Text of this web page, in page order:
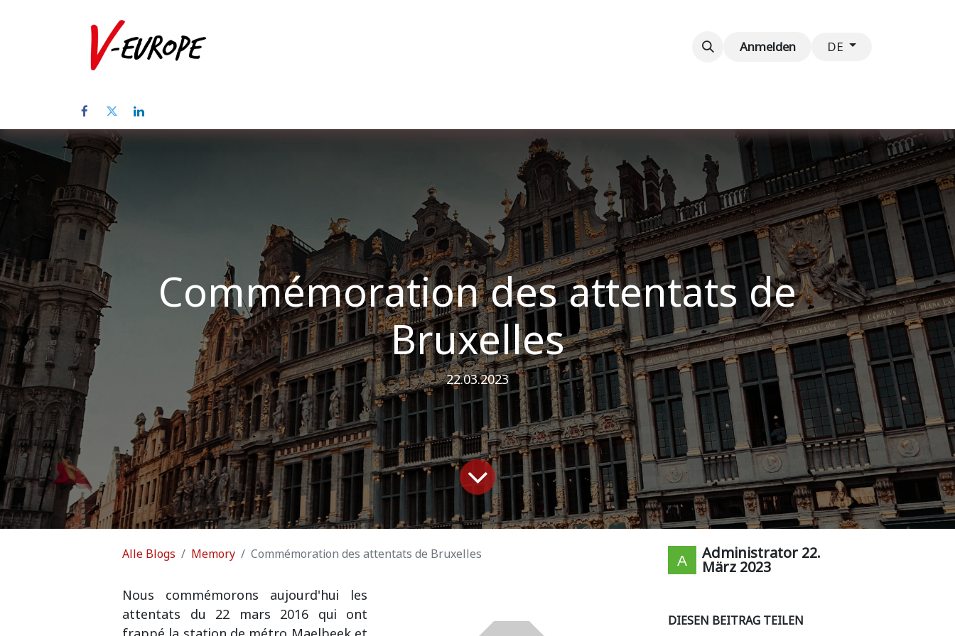
Kontaktieren Sie uns
Anmelden DE
Commémoration des attentats de
Bruxelles
22.03.2023
Alle Blogs Memory Commémoration des attentats de Bruxelles
Nous commémorons aujourd'hui les
attentats du 22 mars 2016 qui ont
Administrator 22.
März 2023
DIESEN BEITRAG TEILEN